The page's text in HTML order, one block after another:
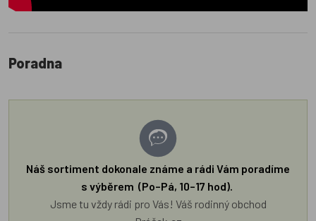
Poradna
Náš sortiment dokonale známe a rádi Vám poradíme
s výběrem (Po–Pá, 10–17 hod).
Jsme tu vždy rádi pro Vás! Váš rodinný obchod